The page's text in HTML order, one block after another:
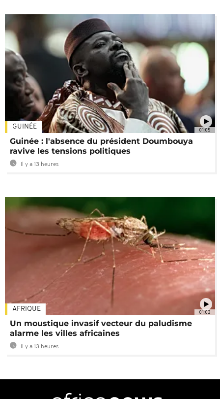
01:05
GUINÉE
Guinée : l'absence du président Doumbouya
ravive les tensions politiques
Il y a 13 heures
01:03
AFRIQUE
Un moustique invasif vecteur du paludisme
alarme les villes africaines
Il y a 13 heures